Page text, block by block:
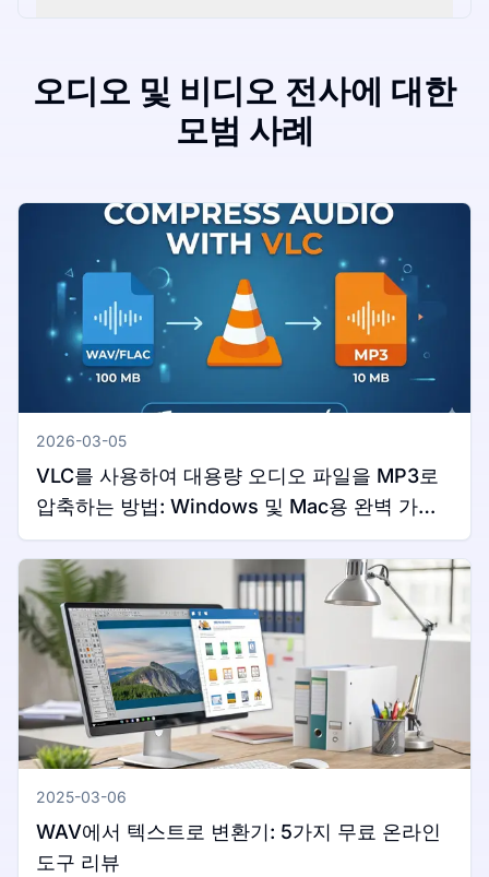
오디오 및 비디오 전사에 대한
모범 사례
2026-03-05
VLC를 사용하여 대용량 오디오 파일을 MP3로
압축하는 방법: Windows 및 Mac용 완벽 가이
드
2025-03-06
WAV에서 텍스트로 변환기: 5가지 무료 온라인
도구 리뷰